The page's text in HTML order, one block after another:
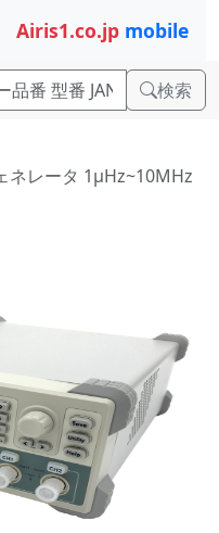
Airis1.co.jp mobile
検索
ネレータ 1μHz~10MHz